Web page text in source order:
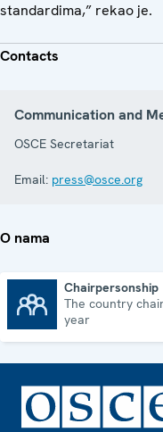
standardima,” rekao je.
Contacts
Communication and
OSCE Secretariat
Email: press@osce.org
O nama
Chairpersonship
The country
year